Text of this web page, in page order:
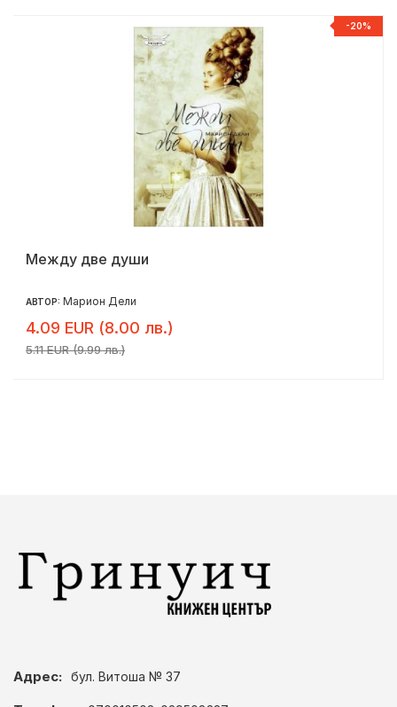
-20%
Между две души
АВТОР: Марион Дели
4.09 EUR (8.00 лв.)
5.11 EUR (9.99 лв.)
Адрес: бул. Витоша № 37